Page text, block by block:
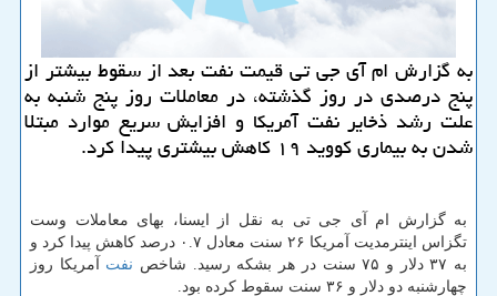
به گزارش ام آی جی تی قیمت نفت بعد از سقوط بیشتر از
پنج درصدی در روز گذشته، در معاملات روز پنج شنبه به
علت رشد ذخایر نفت آمریكا و افزایش سریع موارد مبتلا
شدن به بیماری كووید ۱۹ كاهش بیشتری پیدا كرد.
به گزارش ام آی جی تی به نقل از ایسنا، بهای معاملات وست
تگزاس اینترمدیت آمریکا ۲۶ سنت معادل ۰.۷ درصد کاهش پیدا کرد و
به ۳۷ دلار و ۷۵ سنت در هر بشکه رسید. شاخص
نفت آمریکا روز
چهارشنبه دو دلار و ۳۶ سنت سقوط کرده بود.